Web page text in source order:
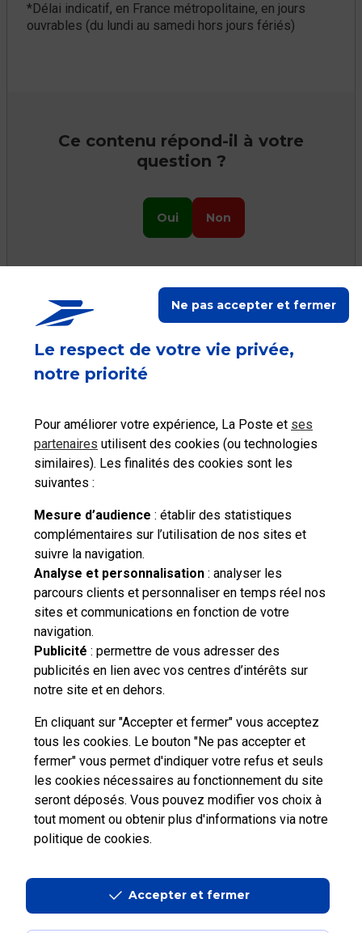
Le respect de votre vie privée,
notre priorité
Pour améliorer votre expérience, La Poste et ses
partenaires utilisent des cookies (ou technologies
similaires). Les finalités des cookies sont les
suivantes :
Mesure d’audience : établir des statistiques
complémentaires sur l’utilisation de nos sites et
suivre la navigation.
Analyse et personnalisation : analyser les
parcours clients et personnaliser en temps réel nos
sites et communications en fonction de votre
navigation.
Publicité : permettre de vous adresser des
publicités en lien avec vos centres d’intérêts sur
notre site et en dehors.
En cliquant sur "Accepter et fermer" vous acceptez
tous les cookies. Le bouton "Ne pas accepter et
fermer" vous permet d'indiquer votre refus et seuls
les cookies nécessaires au fonctionnement du site
seront déposés. Vous pouvez modifier vos choix à
tout moment ou obtenir plus d'informations via notre
politique de cookies.
Ne pas accepter et fermer
Accepter et fermer
*Délai indicatif, en France métropolitaine, en jours
ouvrables (du lundi au samedi hors jours fériés)
Ce contenu répond-il à votre
question ?
Oui Non
Ceci peut vous aider
postaux
Saisir une
déclaration en
douane
Activer mes
Services Plus
Besoin d'aide complémentaire ?
Vous n'avez pas trouvé de solution parmi nos FAQs,
vous souhaitez nous contacter ou déposer une
réclamation ?
contacter
Professionnels Entreprises et Collectivités